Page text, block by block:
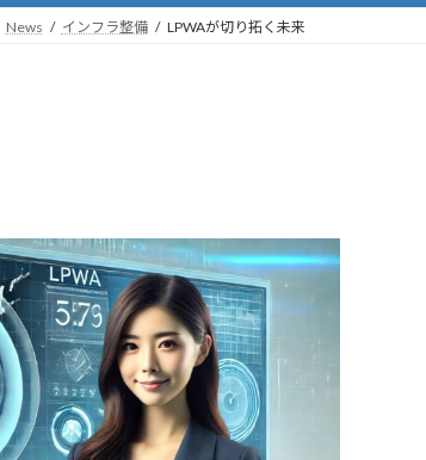
News インフラ整備 LPWAが切り拓く未来